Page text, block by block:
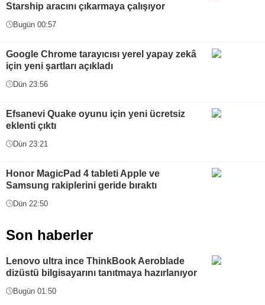
Starship aracını çıkarmaya çalışıyor
Bugün 00:57
Google Chrome tarayıcısı yerel yapay zekâ
için yeni şartları açıkladı
Dün 23:56
Efsanevi Quake oyunu için yeni ücretsiz
eklenti çıktı
Dün 23:21
Honor MagicPad 4 tableti Apple ve
Samsung rakiplerini geride bıraktı
Dün 22:50
Son haberler
Lenovo ultra ince ThinkBook Aeroblade
dizüstü bilgisayarını tanıtmaya hazırlanıyor
Bugün 01:50